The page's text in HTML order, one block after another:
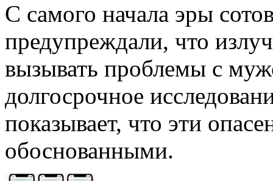
С самого начала эры
предупреждали, что
вызывать проблемы с
долгосрочное
показывает, что эти
обоснованными.